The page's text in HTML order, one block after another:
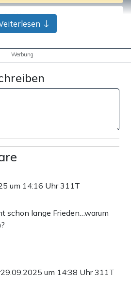
Überweisung
Werbung
um 14:16 Uhr311T
schon lange Frieden…warum
29.09.2025 um 14:38 Uhr311T